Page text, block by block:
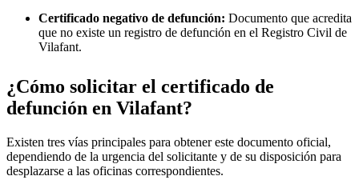
Certificado negativo de defunción: Documento que acredita
que no existe un registro de defunción en el Registro Civil de
Vilafant.
¿Cómo solicitar el certificado de
defunción en Vilafant?
Existen tres vías principales para obtener este documento oficial,
dependiendo de la urgencia del solicitante y de su disposición para
desplazarse a las oficinas correspondientes.